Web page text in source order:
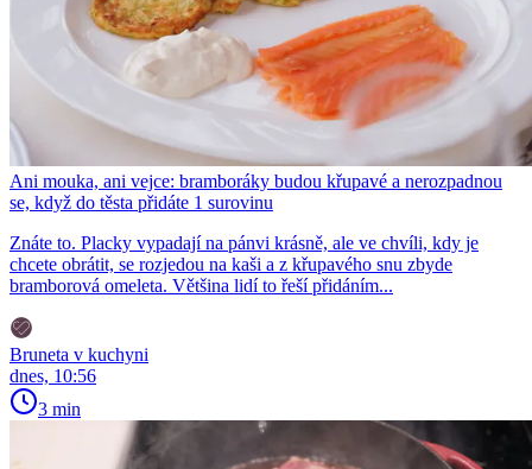
Ani mouka, ani vejce: bramboráky budou křupavé a nerozpadnou
se, když do těsta přidáte 1 surovinu
Znáte to. Placky vypadají na pánvi krásně, ale ve chvíli, kdy je
chcete obrátit, se rozjedou na kaši a z křupavého snu zbyde
bramborová omeleta. Většina lidí to řeší přidáním...
Bruneta v kuchyni
dnes, 10:56
3 min